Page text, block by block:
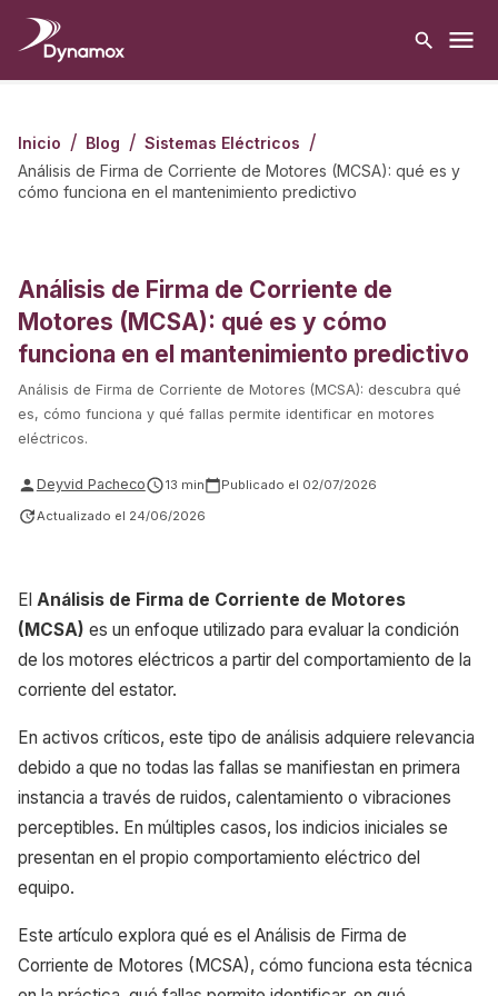
Inicio / Blog / Sistemas Eléctricos /
Análisis de Firma de Corriente de Motores (MCSA): qué es y
cómo funciona en el mantenimiento predictivo
Análisis de Firma de Corriente de
Motores (MCSA): qué es y cómo
funciona en el mantenimiento predictivo
Análisis de Firma de Corriente de Motores (MCSA): descubra qué
es, cómo funciona y qué fallas permite identificar en motores
eléctricos.
Deyvid Pacheco 13 min Publicado el 02/07/2026
Actualizado el 24/06/2026
El Análisis de Firma de Corriente de Motores
(MCSA) es un enfoque utilizado para evaluar la condición
de los motores eléctricos a partir del comportamiento de la
corriente del estator.
En activos críticos, este tipo de análisis adquiere relevancia
debido a que no todas las fallas se manifiestan en primera
instancia a través de ruidos, calentamiento o vibraciones
perceptibles. En múltiples casos, los indicios iniciales se
presentan en el propio comportamiento eléctrico del
equipo.
Este artículo explora qué es el Análisis de Firma de
Corriente de Motores (MCSA), cómo funciona esta técnica